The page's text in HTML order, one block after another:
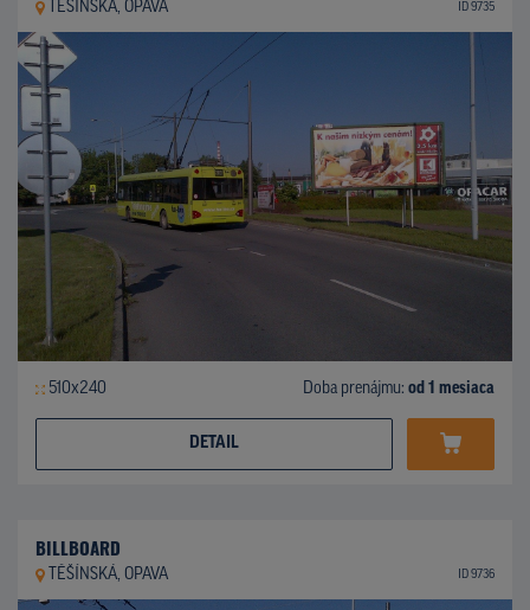
TĚŠÍNSKÁ, OPAVA ID 9735
510x240 Doba prenájmu: od 1 mesiaca
DETAIL
BILLBOARD
TĚŠÍNSKÁ, OPAVA ID 9736